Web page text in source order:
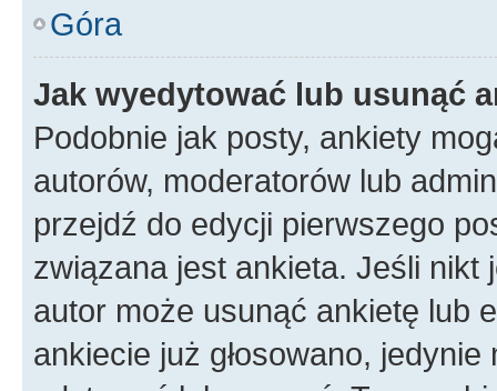
Góra
Jak wyedytować lub usunąć
Podobnie jak posty, ankiety
autorów, moderatorów lub
przejdź do edycji pierwszego
związana jest ankieta. Jeśli nikt
autor może usunąć ankietę lub
ankiecie już głosowano,